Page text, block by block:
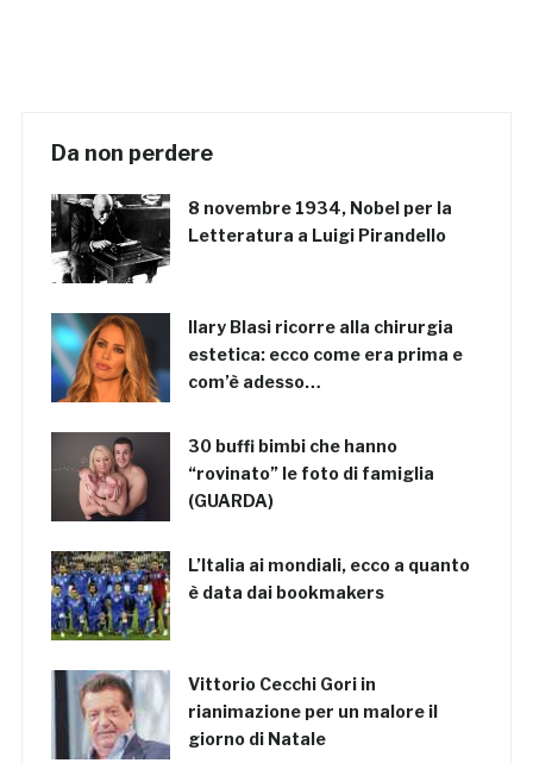
Da non perdere
8 novembre 1934, Nobel per la
Letteratura a Luigi Pirandello
Ilary Blasi ricorre alla chirurgia
estetica: ecco come era prima e
com’è adesso…
30 buffi bimbi che hanno
“rovinato” le foto di famiglia
(GUARDA)
L’Italia ai mondiali, ecco a quanto
è data dai bookmakers
Vittorio Cecchi Gori in
rianimazione per un malore il
giorno di Natale